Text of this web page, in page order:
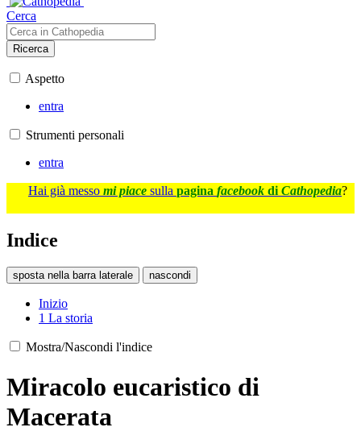
Cerca
Ricerca
Aspetto
entra
Strumenti personali
entra
Hai già messo mi piace sulla pagina facebook di Cathopedia?
Indice
sposta nella barra laterale nascondi
Inizio
1 La storia
Mostra/Nascondi l'indice
Miracolo eucaristico di
Macerata